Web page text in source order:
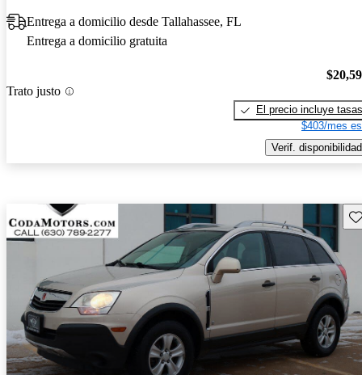
Entrega a domicilio desde Tallahassee, FL
Entrega a domicilio gratuita
Trato justo
El precio incluye tasas
$403/mes
Verif. disponibilidad